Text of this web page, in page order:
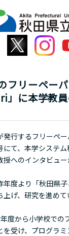
フリーペー
」に本学教
発行するフリーペ
にて、本学システ
へのインタビュー
度より「秋田県
げ、研究を進めて
度から小学校での
受け、プログラミ